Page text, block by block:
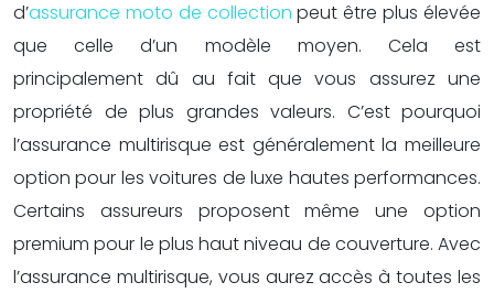
d’assurance moto de collection peut être plus élevée
que celle d’un modèle moyen. Cela est
principalement dû au fait que vous assurez une
propriété de plus grandes valeurs. C’est pourquoi
l’assurance multirisque est généralement la meilleure
option pour les voitures de luxe hautes performances.
Certains assureurs proposent même une option
premium pour le plus haut niveau de couverture. Avec
l’assurance multirisque, vous aurez accès à toutes les